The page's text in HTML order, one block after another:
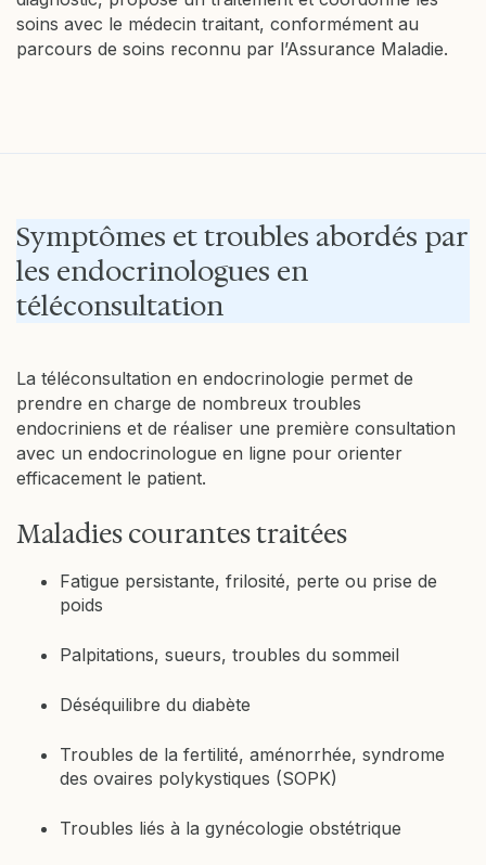
soins avec le médecin traitant, conformément au
parcours de soins reconnu par l’Assurance Maladie.
Symptômes et troubles abordés par
les endocrinologues en
téléconsultation
La téléconsultation en endocrinologie permet de
prendre en charge de nombreux troubles
endocriniens et de réaliser une première consultation
avec un endocrinologue en ligne pour orienter
efficacement le patient.
Maladies courantes traitées
Fatigue persistante, frilosité, perte ou prise de
poids
Palpitations, sueurs, troubles du sommeil
Déséquilibre du diabète
Troubles de la fertilité, aménorrhée, syndrome
des ovaires polykystiques (SOPK)
Troubles liés à la gynécologie obstétrique